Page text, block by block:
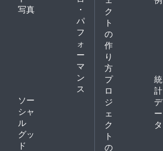
写真
・
パ
フ
ォ
ー
マ
ン
ス
ソー
シャ
ル
グッ
ド
ク
ト
の
作
り
方
プ
ロ
ジ
ェ
ク
ト
の
統
計
デ
ー
タ